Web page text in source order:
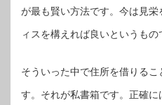
が最も賢い方法です。今は見
ィスを構えれば良いというもの
そういった中で住所を借りる
す。それが私書箱です。正確に